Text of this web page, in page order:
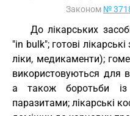
Законом №
До лікарських
"in bulk"; готові
ліки, медикаменти);
використовуються для
а також боротьби
паразитами; лікарські